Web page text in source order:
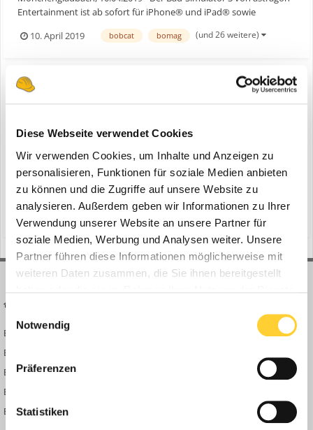
Diese Webseite verwendet Cookies
Wir verwenden Cookies, um Inhalte und Anzeigen zu
personalisieren, Funktionen für soziale Medien anbieten
zu können und die Zugriffe auf unsere Website zu
analysieren. Außerdem geben wir Informationen zu Ihrer
Verwendung unserer Website an unsere Partner für
soziale Medien, Werbung und Analysen weiter. Unsere
Partner führen diese Informationen möglicherweise mit
weiteren Daten zusammen, die Sie ihnen bereitgestellt
Einwilligungsauswahl
Notwendig
Präferenzen
Statistiken
Entertainment ist ab sofort für iPhone® und iPad® sowie
Smartphones und Tablets mit Android™-Betriebssystem erhältlich.
Begebt euch hinter das Steuer von über 50 Baumaschinen von 12
10. April 2019 bobcat bomag (und 26 weitere)
ein Thema erstellte Bauforum24 inNews aus der
Baumaschinen Industrie
Mönchengladbach, 10.04.2019 - Der Bau-Simulator 3 von astragon
Entertainment ist ab sofort für iPhone® und iPad® sowie
Smartphones und Tablets mit Android™-Betriebssystem erhältlich.
Begebt euch hinter das Steuer von über 50 Baumaschinen von 12
namhaften Herstellern und macht euch an die Arbeit auf...
10. April 2019 bobcat
Bauforum24 News
Bauforum24 TV
BF24 Mediathek
BF24 Fotostrecken
Bauforum Shop